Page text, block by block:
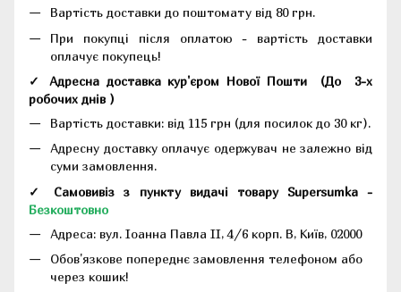
Вартість доставки до поштомату від 80 грн.
При покупці після оплатою - вартість доставки
оплачує покупець!
✓ Адресна доставка кур'єром Нової Пошти (До 3-х
робочих днів )
Вартість доставки: від 115 грн (для посилок до 30 кг).
Адресну доставку оплачує одержувач не залежно від
суми замовлення.
✓ Самовивіз з пункту видачі товару Supersumka -
Безкоштовно
Адреса: вул. Іоанна Павла II, 4/6 корп. В, Київ, 02000
Обов'язкове попереднє замовлення телефоном або
через кошик!